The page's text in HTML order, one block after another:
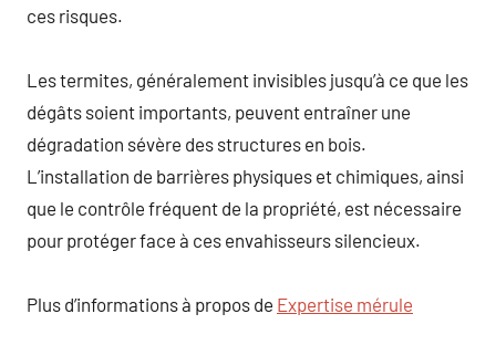
ces risques.
Les termites, généralement invisibles jusqu’à ce que les
dégâts soient importants, peuvent entraîner une
dégradation sévère des structures en bois.
L’installation de barrières physiques et chimiques, ainsi
que le contrôle fréquent de la propriété, est nécessaire
pour protéger face à ces envahisseurs silencieux.
Plus d’informations à propos de Expertise mérule